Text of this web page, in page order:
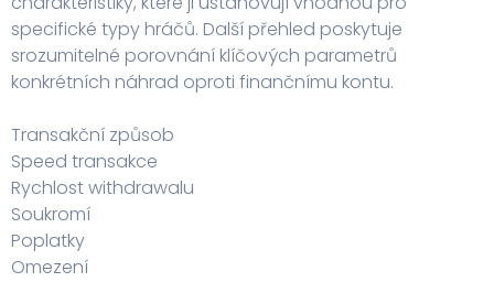
specifické typy hráčů. Další přehled poskytuje
srozumitelné porovnání klíčových parametrů
konkrétních náhrad oproti finančnímu kontu.
Transakční způsob
Speed transakce
Rychlost withdrawalu
Soukromí
Poplatky
Omezení